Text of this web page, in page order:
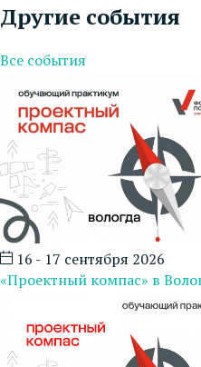
Другие события
Все события
16 - 17 сентября 2026
«Проектный компас» в